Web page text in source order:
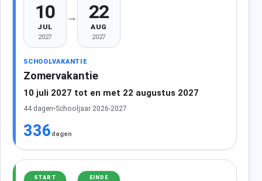
10
JUL
2027
→ 22
AUG
2027
SCHOOLVAKANTIE
Zomervakantie
10 juli 2027 tot en met 22 augustus 2027
44 dagen•Schooljaar 2026-2027
336 dagen
START EINDE